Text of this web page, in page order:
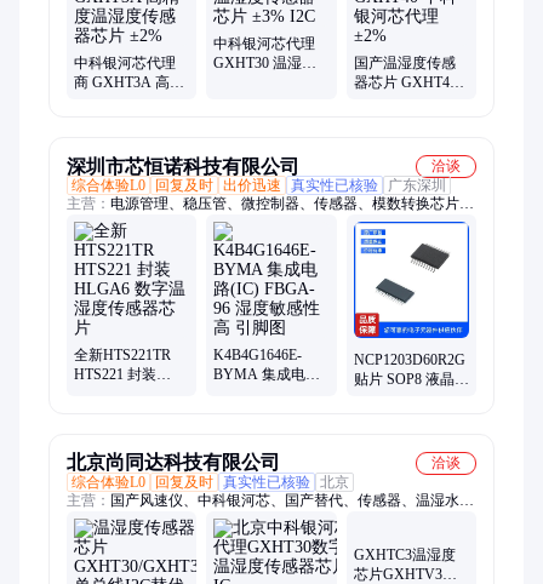
中科银河芯代理
商 GXHT3A 高精
中科银河芯代理
GXHT30 温湿度
国产温湿度传感
器芯片 GXHT40
深圳市芯恒诺科技有限公司
洽谈
综合体验L0
回复及时 出价迅速 真实性已核验
广东深圳
主营： 电源管理、稳压管、微控制器、传感器、模数转换芯片
ADC、模块、继电器、集成电路、稳压器、电容、控制器、连接
器、储存IC、MOS管、逻辑器件
全新HTS221TR
HTS221 封装
K4B4G1646E-
BYMA 集成电路
NCP1203D60R2G
贴片 SOP8 液晶电
北京尚同达科技有限公司
洽谈
综合体验L0
回复及时 真实性已核验 北京
主营： 国产风速仪、中科银河芯、国产替代、传感器、温湿水一
体、传感器芯片、中科院
GXHTC3温湿度
芯片GXHTV3中